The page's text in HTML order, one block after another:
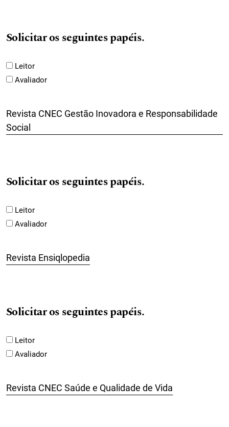
Solicitar os seguintes papéis.
Leitor
Avaliador
Revista CNEC Gestão Inovadora e Responsabilidade
Social
Solicitar os seguintes papéis.
Leitor
Avaliador
Revista Ensiqlopedia
Solicitar os seguintes papéis.
Leitor
Avaliador
Revista CNEC Saúde e Qualidade de Vida